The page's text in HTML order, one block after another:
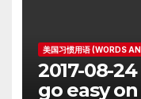
美国习惯用语 (WORDS
2017-08-24
go easy on